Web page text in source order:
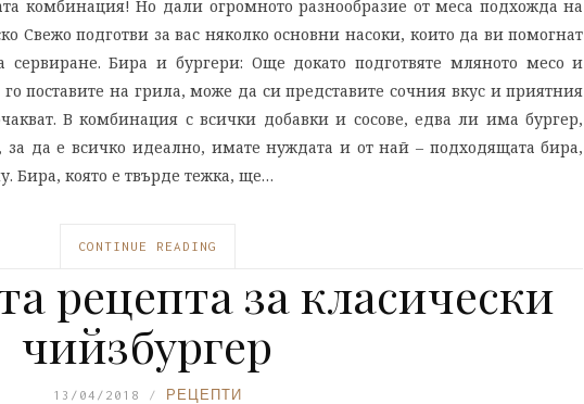
комбинация! Но дали огромното разнообразие от меса подхожда на
Свежо подготви за вас няколко основни насоки, които да ви помогнат
Бира и бургери: Още докато подготвяте мляното месо и
поставите на грила, може да си представите сочния вкус и приятния
В комбинация с всички добавки и сосове, едва ли има бургер,
за да е всичко идеално, имате нуждата и от най – подходящата бира,
Бира, която е твърде тежка, ще…
CONTINUE READING
рецепта за класически
чийзбургер
13/04/2018 РЕЦЕПТИ